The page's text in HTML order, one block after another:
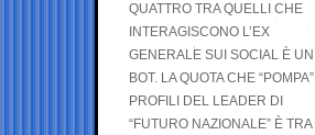
QUATTRO TRA QUELLI CHE
INTERAGISCONO L’EX
GENERALE SUI SOCIAL È UN
BOT. LA QUOTA CHE “POMPA” I
PROFILI DEL LEADER DI
“FUTURO NAZIONALE” È TRA